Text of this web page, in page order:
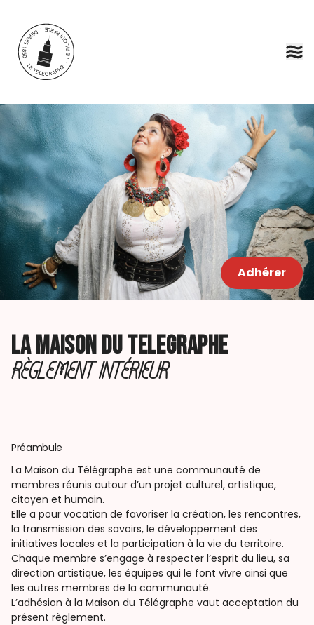
Adhérer
LA MAISON DU TELEGRAPHE
RÈGLEMENT INTÉRIEUR
Préambule
La Maison du Télégraphe est une communauté de
membres réunis autour d’un projet culturel, artistique,
citoyen et humain.
Elle a pour vocation de favoriser la création, les rencontres,
la transmission des savoirs, le développement des
initiatives locales et la participation à la vie du territoire.
Chaque membre s’engage à respecter l’esprit du lieu, sa
direction artistique, les équipes qui le font vivre ainsi que
les autres membres de la communauté.
L’adhésion à la Maison du Télégraphe vaut acceptation du
présent règlement.